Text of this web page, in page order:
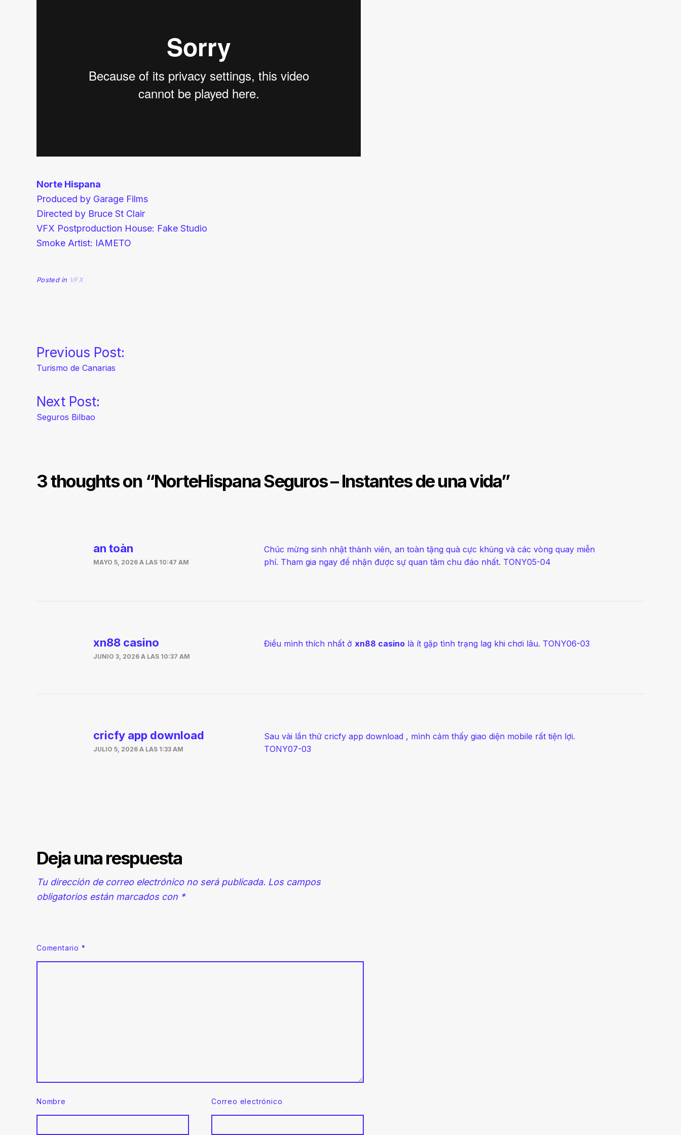
Norte Hispana
Produced by Garage Films
Directed by Bruce St Clair
VFX Postproduction House: Fake Studio
Smoke Artist: IAMETO
Posted in VFX
Navegación
entradas
Previous Post:
Turismo de Canarias
Next Post:
Seguros Bilbao
3 thoughts on “NorteHispana Seguros – Instantes de una vida”
an toàn
MAYO 5, 2026 A LAS 10:47 AM
Chúc mừng sinh nhật thành viên, an toàn tặng quà cực khủng và các vòng quay miễn
phí. Tham gia ngay để nhận được sự quan tâm chu đáo nhất. TONY05-04
xn88 casino
JUNIO 3, 2026 A LAS 10:37 AM
Điều mình thích nhất ở xn88 casino là ít gặp tình trạng lag khi chơi lâu. TONY06-03
cricfy app download
JULIO 5, 2026 A LAS 1:33 AM
Sau vài lần thử cricfy app download , mình cảm thấy giao diện mobile rất tiện lợi.
TONY07-03
Deja una respuesta
Tu dirección de correo electrónico no será publicada. Los campos
obligatorios están marcados con *
Comentario *
Nombre Correo electrónico